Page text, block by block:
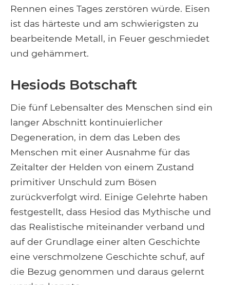
Rennen eines Tages zerstören würde. Eisen
ist das härteste und am schwierigsten zu
bearbeitende Metall, in Feuer geschmiedet
und gehämmert.
Hesiods Botschaft
Die fünf Lebensalter des Menschen sind ein
langer Abschnitt kontinuierlicher
Degeneration, in dem das Leben des
Menschen mit einer Ausnahme für das
Zeitalter der Helden von einem Zustand
primitiver Unschuld zum Bösen
zurückverfolgt wird. Einige Gelehrte haben
festgestellt, dass Hesiod das Mythische und
das Realistische miteinander verband und
auf der Grundlage einer alten Geschichte
eine verschmolzene Geschichte schuf, auf
die Bezug genommen und daraus gelernt